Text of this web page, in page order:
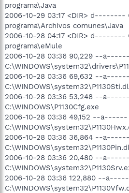
programa\Java
2006-10-29 03:17 <DIR> d--------
programa\Archivos comunes\Java
2006-10-28 04:17 <DIR> d--------
programa\eMule
2006-10-28 03:36 90,229 --a------
2006-10-28 03:36 69,632 --a------
2006-10-28 03:36 53,248 --a------
C:\WINDOWS\P1130Cfg.exe
2006-10-28 03:36 49,152 --a------
2006-10-28 03:36 36,864 --a------
2006-10-28 03:36 20,480 --a------
2006-10-28 03:36 122,880 --